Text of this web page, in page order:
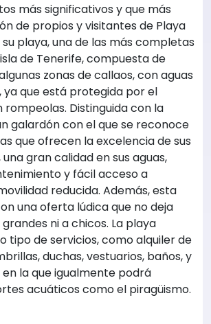
más significativos y que más
de propios y visitantes de Playa
su playa, una de las más completas
de Tenerife, compuesta de
zonas de callaos, con aguas
ya que está protegida por el
rompeolas. Distinguida con la
galardón con el que se reconoce
que ofrecen la excelencia de sus
gran calidad en sus aguas,
y fácil acceso a
reducida. Además, esta
una oferta lúdica que no deja
ni a chicos. La playa
tipo de servicios, como alquiler de
duchas, vestuarios, baños, y
en la que igualmente podrá
acuáticos como el piragüismo.